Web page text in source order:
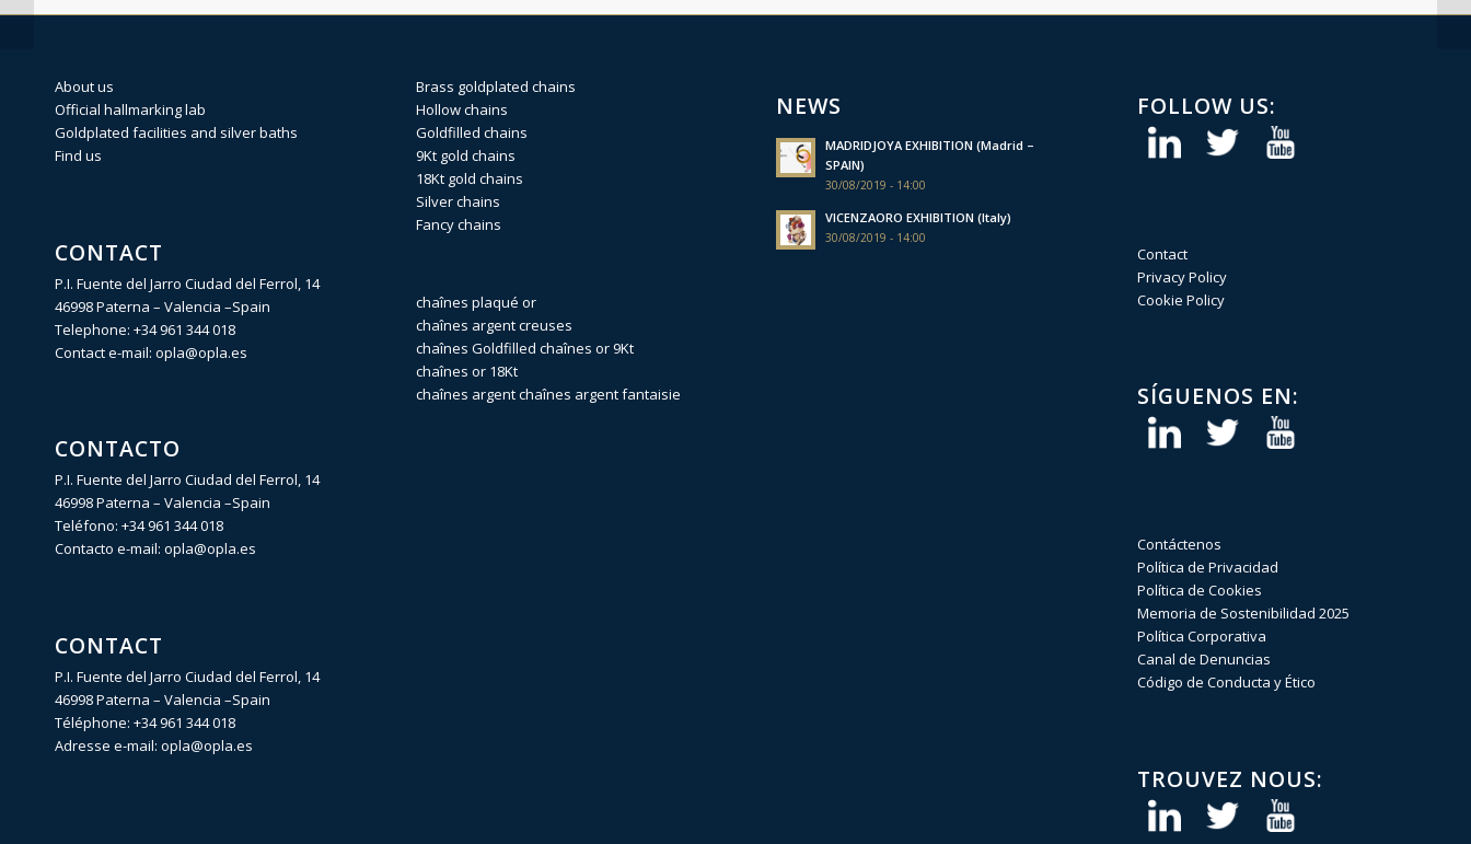
About us
Official hallmarking lab
Goldplated facilities and silver baths
Find us
CONTACT
P.I. Fuente del Jarro Ciudad del Ferrol, 14
46998 Paterna – Valencia –Spain
Telephone: +34 961 344 018
Contact e-mail: opla@opla.es
CONTACTO
P.I. Fuente del Jarro Ciudad del Ferrol, 14
46998 Paterna – Valencia –Spain
Teléfono: +34 961 344 018
Contacto e-mail: opla@opla.es
CONTACT
P.I. Fuente del Jarro Ciudad del Ferrol, 14
46998 Paterna – Valencia –Spain
Téléphone: +34 961 344 018
Adresse e-mail: opla@opla.es
Brass goldplated chains
Hollow chains
Goldfilled chains
9Kt gold chains
18Kt gold chains
Silver chains
Fancy chains
chaînes plaqué or
chaînes argent creuses
chaînes Goldfilled chaînes or 9Kt
chaînes or 18Kt
chaînes argentchaînes argent fantaisie
NEWS
MADRIDJOYA EXHIBITION (Madrid –
SPAIN)
30/08/2019 - 14:00
VICENZAORO EXHIBITION (Italy)
30/08/2019 - 14:00
FOLLOW US:
Contact
Privacy Policy
Cookie Policy
SÍGUENOS EN:
Contáctenos
Política de Privacidad
Política de Cookies
Memoria de Sostenibilidad 2025
Política Corporativa
Canal de Denuncias
Código de Conducta y Ético
TROUVEZ NOUS: